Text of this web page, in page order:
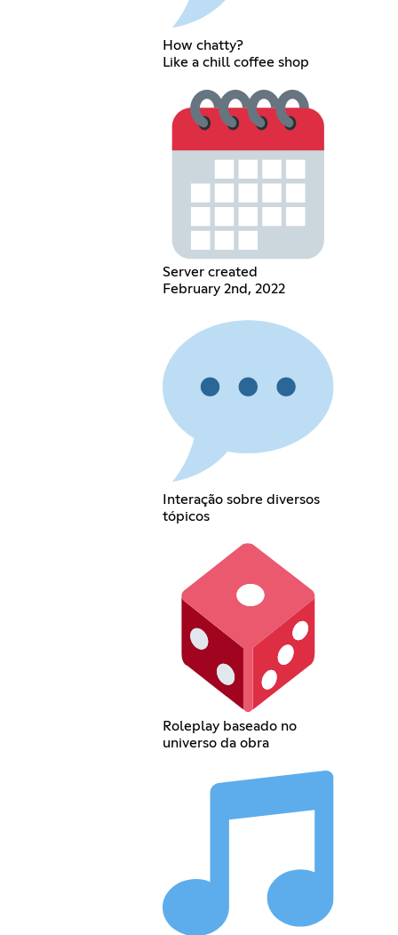
How chatty?
Like a chill coffee shop
Server created
February 2nd, 2022
Interação sobre diversos
tópicos
Roleplay baseado no
universo da obra